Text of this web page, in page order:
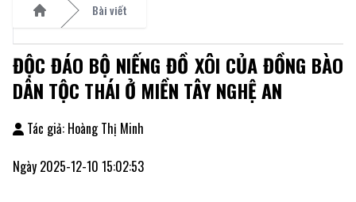
Bài viết
ĐỘC ĐÁO BỘ NIẾNG ĐỒ XÔI CỦA ĐỒNG BÀO
DÂN TỘC THÁI Ở MIỀN TÂY NGHỆ AN
Tác giả: Hoàng Thị Minh
Ngày 2025-12-10 15:02:53